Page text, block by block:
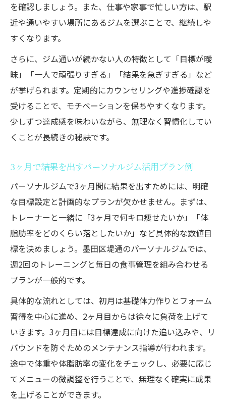
を確認しましょう。また、仕事や家事で忙しい方は、駅
近や通いやすい場所にあるジムを選ぶことで、継続しや
すくなります。
さらに、ジム通いが続かない人の特徴として「目標が曖
昧」「一人で頑張りすぎる」「結果を急ぎすぎる」など
が挙げられます。定期的にカウンセリングや進捗確認を
受けることで、モチベーションを保ちやすくなります。
少しずつ達成感を味わいながら、無理なく習慣化してい
くことが長続きの秘訣です。
3ヶ月で結果を出すパーソナルジム活用プラン例
パーソナルジムで3ヶ月間に結果を出すためには、明確
な目標設定と計画的なプランが欠かせません。まずは、
トレーナーと一緒に「3ヶ月で何キロ痩せたいか」「体
脂肪率をどのくらい落としたいか」など具体的な数値目
標を決めましょう。墨田区堤通のパーソナルジムでは、
週2回のトレーニングと毎日の食事管理を組み合わせる
プランが一般的です。
具体的な流れとしては、初月は基礎体力作りとフォーム
習得を中心に進め、2ヶ月目からは徐々に負荷を上げて
いきます。3ヶ月目には目標達成に向けた追い込みや、リ
バウンドを防ぐためのメンテナンス指導が行われます。
途中で体重や体脂肪率の変化をチェックし、必要に応じ
てメニューの微調整を行うことで、無理なく確実に成果
を上げることができます。